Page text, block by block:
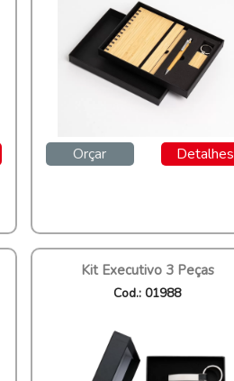
Orçar Detalhes
Kit Executivo 3 Peças
Cod.: 01988